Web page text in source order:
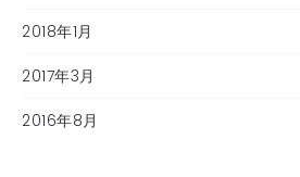
2018年1月
2017年3月
2016年8月